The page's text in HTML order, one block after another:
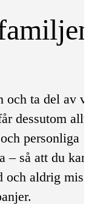
och ta del av
dessutom
personliga
– så att du kan
och aldrig